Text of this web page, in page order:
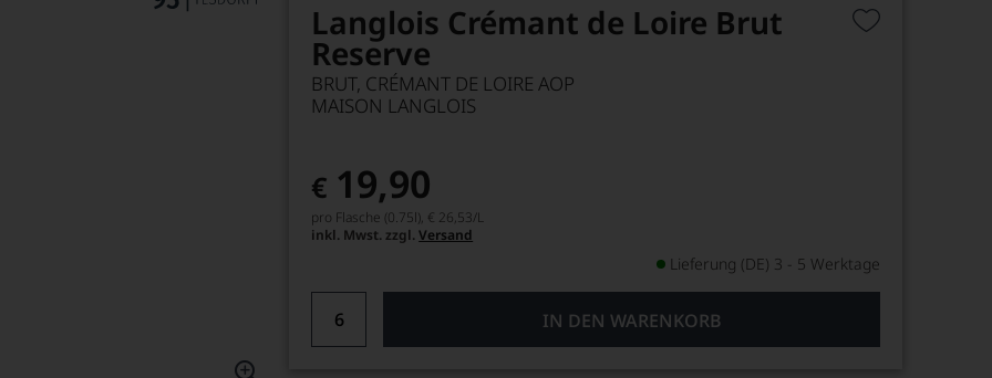
Langlois Crémant de Loire Brut
Reserve
BRUT, CRÉMANT DE LOIRE AOP
MAISON LANGLOIS
€ 19,90
pro Flasche (0.75l), € 26,53/L
inkl. Mwst. zzgl.Versand
Lieferung (DE) 3 - 5 Werktage
IN DEN WARENKORB